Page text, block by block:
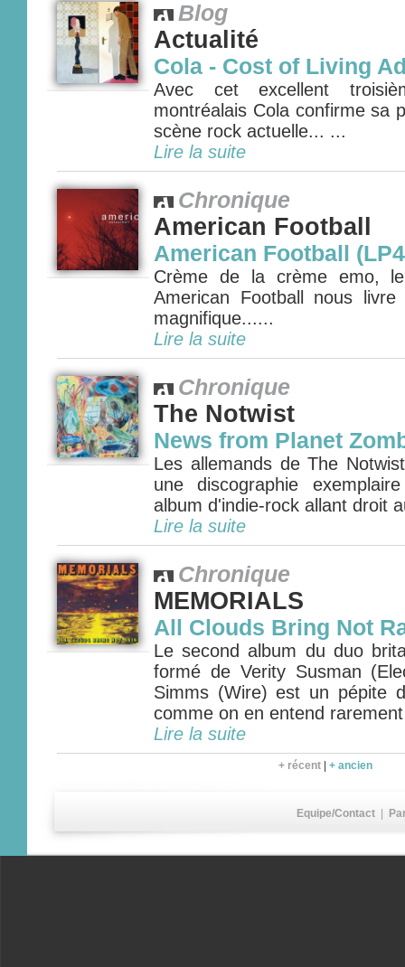
Blog
Actualité
Cola - Cost of Living
Avec cet excellent
montréalais Cola confirme sa
scène rock actuelle... ...
Lire la suite
Chronique
American Football
American Football
Crème de la crème emo,
American Football nous
magnifique......
Lire la suite
Chronique
The Notwist
News from Planet
Les allemands de The
une discographie
album d'indie-rock allant droit
Lire la suite
Chronique
MEMORIALS
All Clouds Bring Not
Le second album du duo
formé de Verity Susman
Simms (Wire) est un pépite
comme on en entend
Lire la suite
+ récent + ancien
Equipe/Contact